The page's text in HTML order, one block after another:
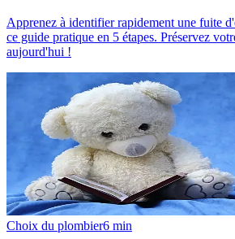
Apprenez à identifier rapidement une fuite
ce guide pratique en 5 étapes. Préservez
aujourd'hui !
Choix du plombier6 min